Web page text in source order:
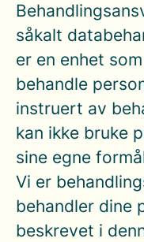
såkalt
er en enhet
behandle
instruert av
kan ikke bruke
sine egne
Vi er
behandler dine
beskrevet i